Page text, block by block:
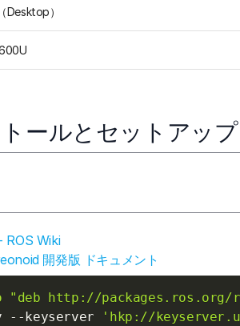
）
ールとセットアップ
Wiki
開発版 ドキュメント
"deb http://
--keyserver 'hkp://